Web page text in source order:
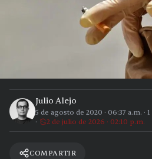
Julio Alejo
5 de agosto de 2020 · 06:37 a.m. · 1
2 de julio de 2026 · 02:10 p.m.
COMPARTIR